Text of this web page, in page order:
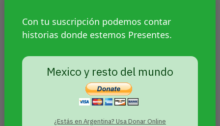
Con tu suscripción podemos contar
historias donde estemos Presentes.
Mexico y resto del mundo
¿Estás en Argentina? Usa Donar Online
Presentes
16 febrero, 2021
ocasión el
Congreso del
mexicano de
Puebla retrasa